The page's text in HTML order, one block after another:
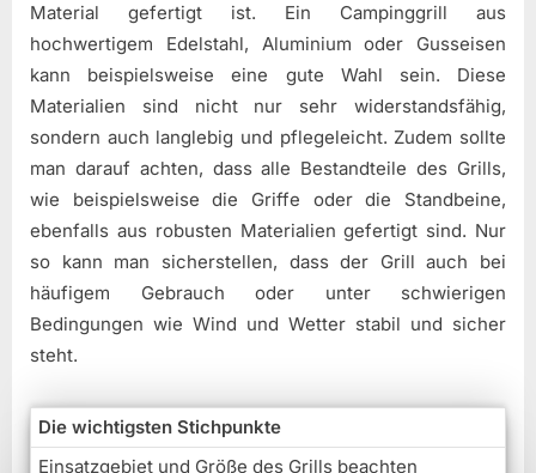
Material gefertigt ist. Ein Campinggrill aus
hochwertigem Edelstahl, Aluminium oder Gusseisen
kann beispielsweise eine gute Wahl sein. Diese
Materialien sind nicht nur sehr widerstandsfähig,
sondern auch langlebig und pflegeleicht. Zudem sollte
man darauf achten, dass alle Bestandteile des Grills,
wie beispielsweise die Griffe oder die Standbeine,
ebenfalls aus robusten Materialien gefertigt sind. Nur
so kann man sicherstellen, dass der Grill auch bei
häufigem Gebrauch oder unter schwierigen
Bedingungen wie Wind und Wetter stabil und sicher
steht.
Die wichtigsten Stichpunkte
Einsatzgebiet und Größe des Grills beachten